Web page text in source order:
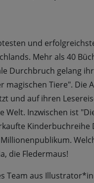
und
Mehr als 40
Durchbruch gelang
magischen Tiere". Die
und auf ihren
Welt. Inzwischen ist
Kinderbuchreihe
die Fledermaus!
Team aus